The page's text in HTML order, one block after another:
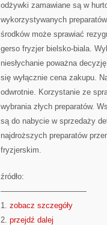
odżywki zamawiane są w
wykorzystywanych
środków może sprawiać
gerso fryzjer bielsko-biala.
niesłychanie poważna
się wyłącznie cena zakupu.
odwrotnie. Korzystanie ze
wybrania złych preparatów.
są do nabycie w sprzedaży
najdroższych preparatów
fryzjerskim.
źródło:
———————————
1. zobacz szczegóły
2. przejdź dalej